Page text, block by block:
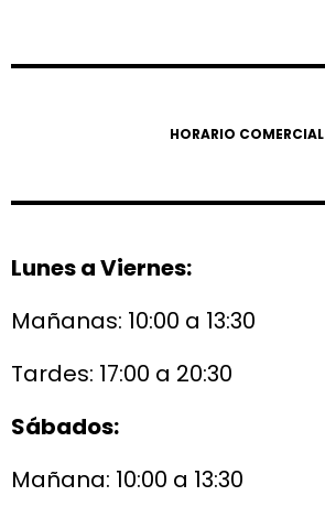
HORARIO COMERCIAL
Lunes a Viernes:
Mañanas: 10:00 a 13:30
Tardes: 17:00 a 20:30
Sábados:
Mañana: 10:00 a 13:30